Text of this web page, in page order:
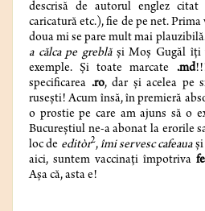
descrisă de autorul englez
caricatură etc.), fie de pe net.
doua mi se pare mult mai
a călca pe greblă și Moș Gugăl îți
exemple. Și toate marcate .md
specificarea .ro, dar și acelea pe
rusești! Acum însă, în premieră
o prostie pe care am ajuns să o
Bucureștiul ne-a abonat la erorile
loc de editòr2,îmi servesc cafeaua
aici, suntem vaccinați împotriva
Așa că, asta e!